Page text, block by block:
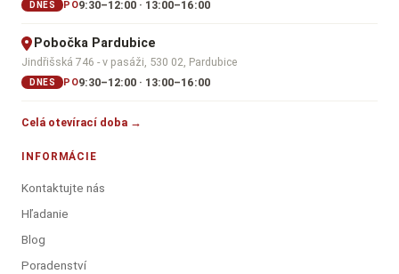
DNES PO9:30–12:00 · 13:00–16:00
Pobočka Pardubice
Jindřišská 746 - v pasáži, 530 02, Pardubice
DNES PO9:30–12:00 · 13:00–16:00
Celá otevírací doba →
INFORMÁCIE
Kontaktujte nás
Hľadanie
Blog
Poradenství